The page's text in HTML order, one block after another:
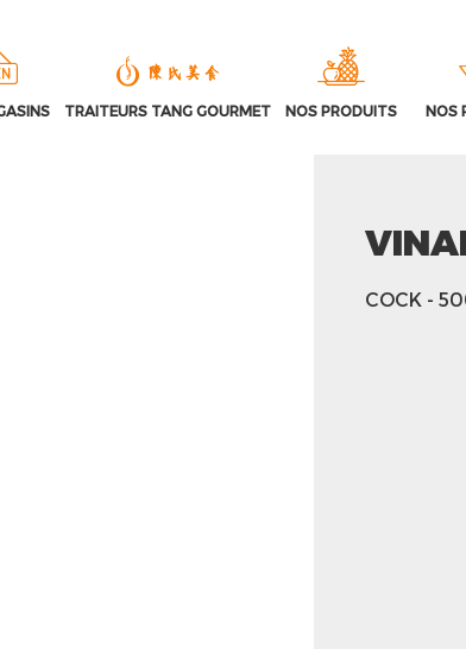
TRAITEURS TANG GOURMET NOS PRODUITS NOS
COCK -